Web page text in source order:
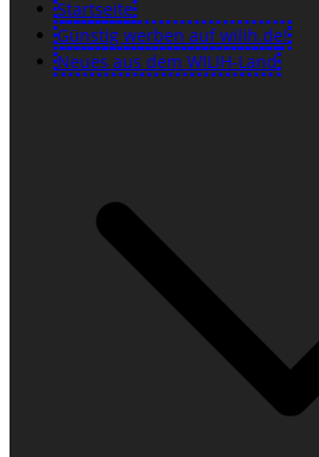
Startseite
Günstig werben auf wilih.de!
Neues aus dem WILIH-Land